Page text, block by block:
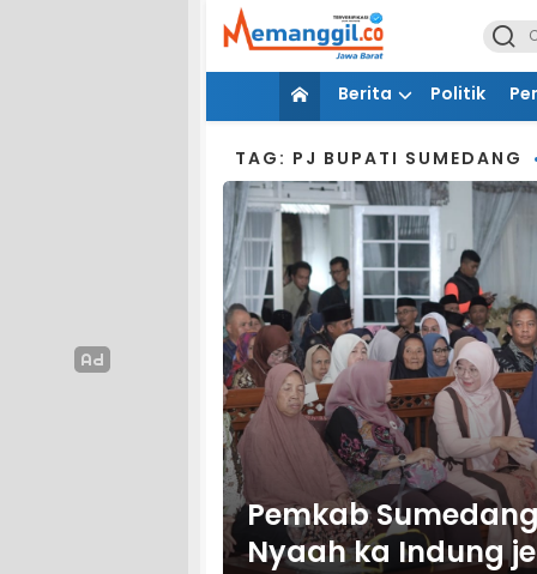
Berita Politik
TAG: PJ BUPATI SUMEDANG
Pemkab
Nyaah ka Indung